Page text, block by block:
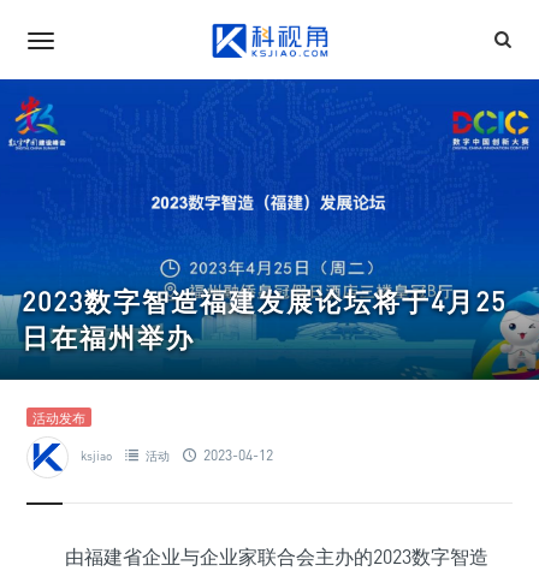
2023数字智造福建发展论坛将于4月25
日在福州举办
活动发布
ksjiao 活动 2023-04-12
由福建省企业与企业家联合会主办的2023数字智造